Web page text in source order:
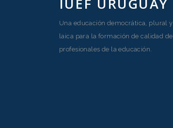
IUEF URUGUAY
Una educación democrática, plural y
laica para la formación de calidad de
profesionales de la educación.